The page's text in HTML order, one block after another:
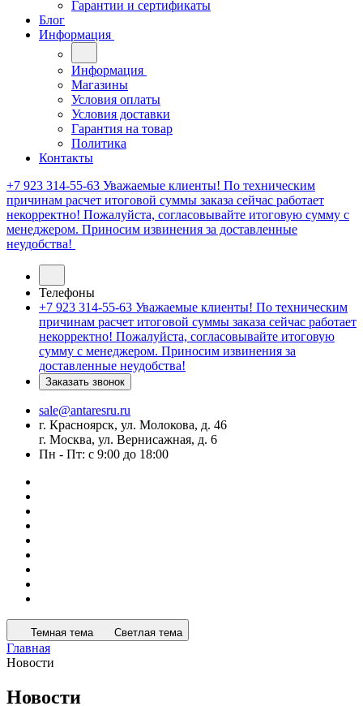
Гарантии и сертификаты
Блог
Информация
Информация
Магазины
Условия оплаты
Условия доставки
Гарантия на товар
Политика
Контакты
+7 923 314-55-63 Уважаемые клиенты! По техническим
причинам расчет итоговой суммы заказа сейчас работает
некорректно! Пожалуйста, согласовывайте итоговую сумму с
менеджером. Приносим извинения за доставленные
неудобства!
Телефоны
+7 923 314-55-63 Уважаемые клиенты! По техническим
причинам расчет итоговой суммы заказа сейчас работает
некорректно! Пожалуйста, согласовывайте итоговую
сумму с менеджером. Приносим извинения за
доставленные неудобства!
Заказать звонок
sale@antaresru.ru
г. Красноярск, ул. Молокова, д. 46
г. Москва, ул. Вернисажная, д. 6
Пн - Пт: с 9:00 до 18:00
Темная тема Светлая тема
Главная
Новости
Новости